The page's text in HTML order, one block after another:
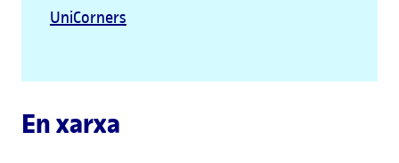
UniCorners
En xarxa